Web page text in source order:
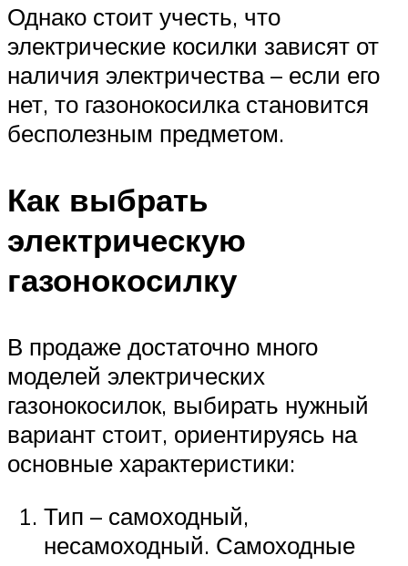
Однако стоит учесть, что
электрические косилки зависят от
наличия электричества – если его
нет, то газонокосилка становится
бесполезным предметом.
Как выбрать
электрическую
газонокосилку
В продаже достаточно много
моделей электрических
газонокосилок, выбирать нужный
вариант стоит, ориентируясь на
основные характеристики:
Тип – самоходный,
несамоходный. Самоходные